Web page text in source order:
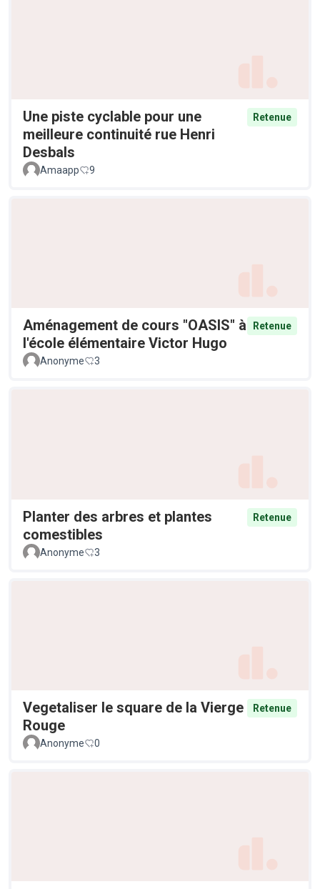
Une piste cyclable pour une
meilleure continuité rue Henri
Desbals
Retenue
Amaapp 9
Aménagement de cours "OASIS" à
l'école élémentaire Victor Hugo
Retenue
Anonyme 3
Planter des arbres et plantes
comestibles
Retenue
Anonyme 3
Vegetaliser le square de la Vierge
Rouge
Retenue
Anonyme 0